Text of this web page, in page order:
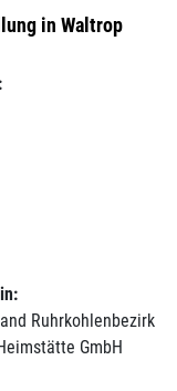
in Waltrop
Ruhrkohlenbezirk
GmbH